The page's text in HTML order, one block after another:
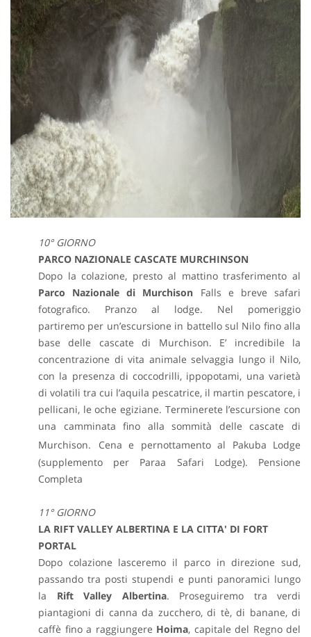
10° GIORNO
PARCO NAZIONALE CASCATE MURCHINSON
Dopo la colazione, presto al mattino trasferimento al
Parco Nazionale di Murchison Falls e breve safari
fotografico. Pranzo al lodge. Nel pomeriggio
partiremo per un’escursione in battello sul Nilo fino alla
base delle cascate di Murchison. E’ incredibile la
concentrazione di vita animale selvaggia lungo il Nilo,
con la presenza di coccodrilli, ippopotami, una varietà
di volatili tra cui l’aquila pescatrice, il martin pescatore, i
pellicani, le oche egiziane. Terminerete l’escursione con
una camminata fino alla sommità delle cascate di
Murchison.
Cena e pernottamento al Pakuba Lodge
(supplemento per Paraa Safari Lodge). Pensione
Completa
11° GIORNO
LA RIFT VALLEY ALBERTINA E LA CITTA' DI FORT
PORTAL
Dopo colazione lasceremo il parco in direzione sud,
passando tra posti stupendi e punti panoramici lungo
la Rift Valley Albertina. Proseguiremo tra verdi
piantagioni di canna da zucchero, di tè, di banane, di
caffè fino a raggiungere Hoima, capitale del Regno del